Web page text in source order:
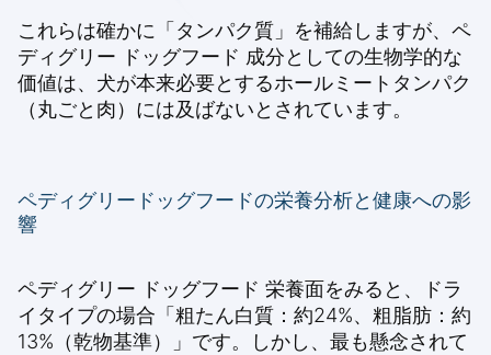
これらは確かに「タンパク質」を補給しますが、ペ
ディグリー ドッグフード 成分としての生物学的な
価値は、犬が本来必要とするホールミートタンパク
（丸ごと肉）には及ばないとされています。
ペディグリードッグフードの栄養分析と健康への影
響
ペディグリー ドッグフード 栄養面をみると、ドラ
イタイプの場合「粗たん白質：約24%、粗脂肪：約
13%（乾物基準）」です。しかし、最も懸念されて